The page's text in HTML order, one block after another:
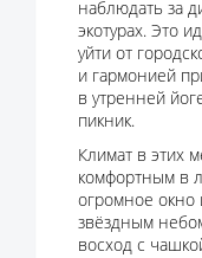
наблюдать за
экотурах. Это
уйти от
и гармонией
в утренней
пикник.
Климат в этих
комфортным в
огромное
звёздным
восход с